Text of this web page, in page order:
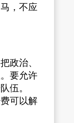
，不应
政治、
要允许
伍。
可以解